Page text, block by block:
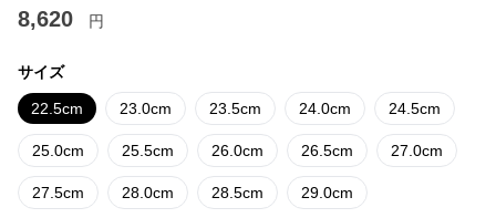
8,620 円
サイズ
22.5cm 23.0cm 23.5cm 24.0cm 24.5cm
25.0cm 25.5cm 26.0cm 26.5cm 27.0cm
27.5cm 28.0cm 28.5cm 29.0cm